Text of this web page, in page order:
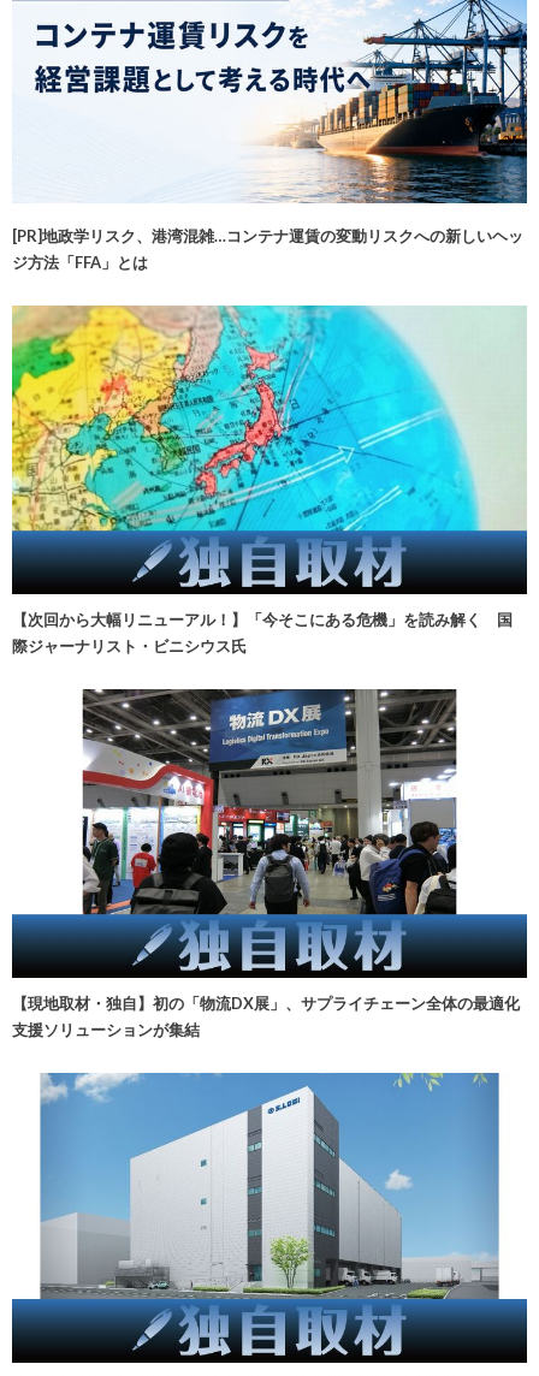
[PR]地政学リスク、港湾混雑…コンテナ運賃の変動リスクへの新しいヘッ
ジ方法「FFA」とは
【次回から大幅リニューアル！】「今そこにある危機」を読み解く 国
際ジャーナリスト・ビニシウス氏
【現地取材・独自】初の「物流DX展」、サプライチェーン全体の最適化
支援ソリューションが集結